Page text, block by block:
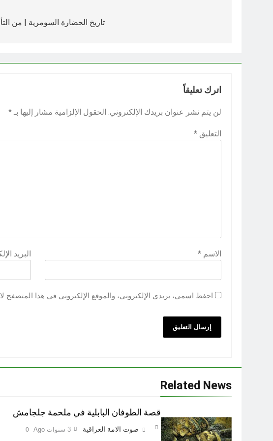
تاريخ الحضارة السومرية | من
اترك تعليقاً
لن يتم نشر عنوان بريدك الإلكتروني. الحقول الإلزامية مشار إليها بـ *
التعليق *
الاسم * البريد
احفظ اسمي، بريدي الإلكتروني، والموقع الإلكتروني في هذا المتصفح
Related News
قصة الطوفان البابلية في ملحمة جلجامش
صوت الامة العراقية 3 سنوات Ago 0